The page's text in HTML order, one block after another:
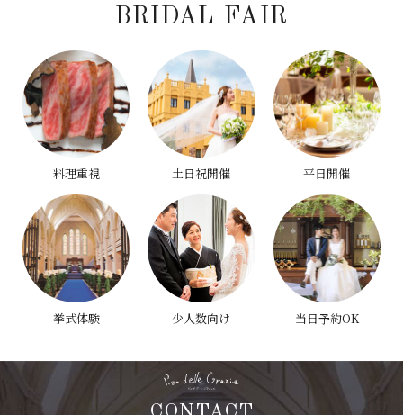
BRIDAL FAIR
料理重視 土日祝開催 平日開催
挙式体験 少人数向け 当日予約OK